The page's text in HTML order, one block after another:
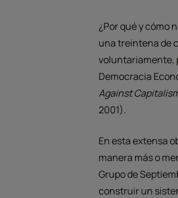
¿Por qué y cómo
una treintena de
voluntariamente,
Democracia
Against
2001).
En esta extensa
manera más o
Grupo de
construir un